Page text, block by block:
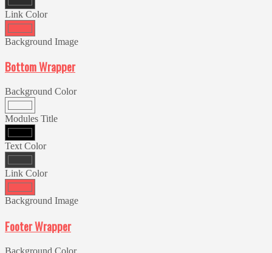
Link Color
Background Image
Bottom Wrapper
Background Color
Modules Title
Text Color
Link Color
Background Image
Footer Wrapper
Background Color